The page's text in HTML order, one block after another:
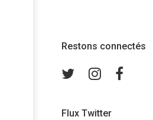
Restons connectés
TwitterInstagram
Flux Twitter